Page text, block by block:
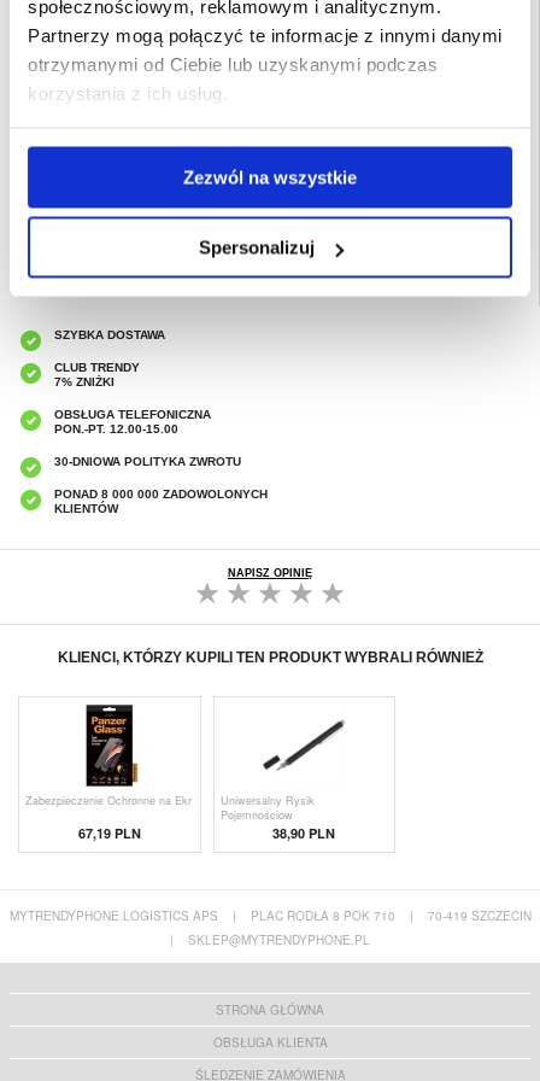
społecznościowym, reklamowym i analitycznym.
Partnerzy mogą połączyć te informacje z innymi danymi
otrzymanymi od Ciebie lub uzyskanymi podczas
korzystania z ich usług.
Zezwól na wszystkie
Spersonalizuj
- Ochrona: Pełna ochrona przed brudem, zadrapaniami, upadkami i
- Funkcjonalność: Zarezerwowany otwór na słuchawkę do rozmów przy
Akcesoria do telefonów,Etui & Akcesoria iPhone
SZYBKA DOSTAWA
CLUB TRENDY
7% ZNIŻKI
OBSŁUGA TELEFONICZNA
PON.-PT. 12.00-15.00
30-DNIOWA POLITYKA ZWROTU
PONAD 8 000 000 ZADOWOLONYCH
KLIENTÓW
NAPISZ OPINIĘ
KLIENCI, KTÓRZY KUPILI TEN PRODUKT WYBRALI RÓWNIEŻ
Zabezpieczenie Ochronne na Ekr
67,19 PLN
Uniwersalny Rysik
Pojemnościow
38,90 PLN
MYTRENDYPHONE LOGISTICS APS | PLAC RODŁA 8 POK 710 |
70-419 SZCZECIN
|
SKLEP@MYTRENDYPHONE.PL
STRONA GŁÓWNA
OBSŁUGA KLIENTA
ŚLEDZENIE ZAMÓWIENIA